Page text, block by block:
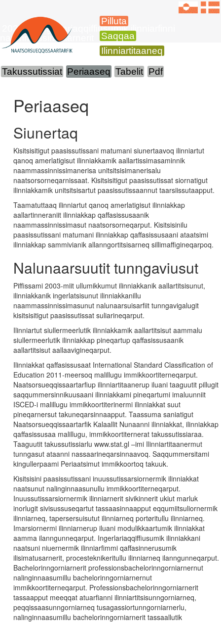
Pilluta
Saqqaa
Ilinniartitaaneq
2025-mi ingerlariaqqiffiusumik ilinniarfinni
naammassinnittarnerit
Takussutissiat Periaaseq Tabelit Pdf